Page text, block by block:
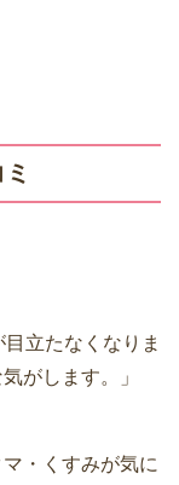
立たなくなりま
がします。」
・くすみが気に